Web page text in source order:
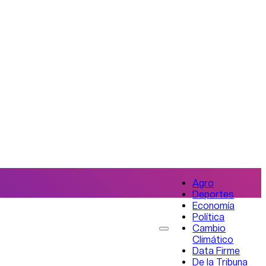
Agro
Deportes
Economía
Política
Cambio
Climático
Data Firme
De la Tribuna